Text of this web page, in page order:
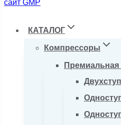
КАТАЛОГ
Компрессоры
Премиальная